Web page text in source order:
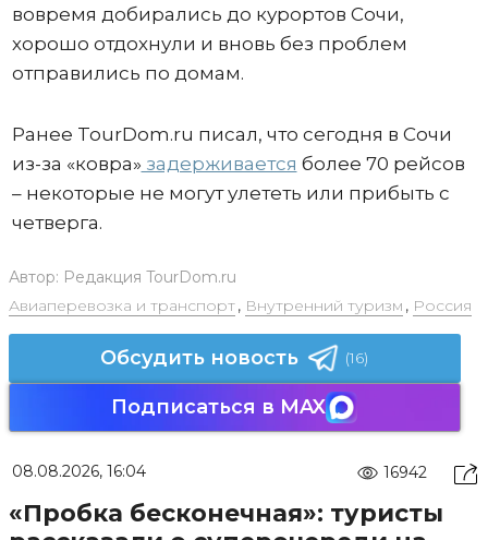
вовремя добирались до курортов Сочи,
хорошо отдохнули и вновь без проблем
отправились по домам.
Ранее TourDom.ru писал, что сегодня в Сочи
из-за «ковра» задерживается более 70 рейсов
– некоторые не могут улететь или прибыть с
четверга.
Автор: Редакция TourDom.ru
Авиаперевозка и транспорт, Внутренний туризм , Россия
Обсудить новость (16)
Подписаться в MAX
08.08.2026, 16:04 16942
«Пробка бесконечная»: туристы